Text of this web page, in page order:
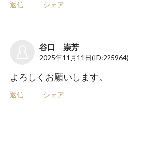
返信 シェア
谷口 崇芳
2025年11月11日(ID:225964)
よろしくお願いします。
返信 シェア